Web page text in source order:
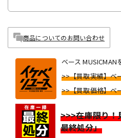
商品についてのお問い合わせ
ベース MUSICMAN
>>【買取実績】ベ
>>【買取価格】ベ
>>>在庫限り！
最終処分」